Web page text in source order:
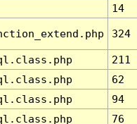
14
324
211
62
94
76